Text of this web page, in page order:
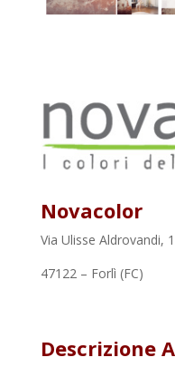
Novacolor
Via Ulisse Aldrovandi,
47122 – Forlì (FC)
Descrizione